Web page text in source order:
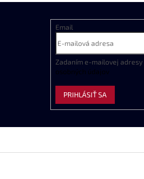
Email
Zadaním e-mailovej adresy
osobných údajov
PRIHLÁSIŤ SA